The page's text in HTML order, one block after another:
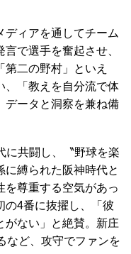
ディアを通してチーム
で選手を奮起させ、
二の野村」といえ
、「教えを自分流で体
データと洞察を兼ね備
に共闘し、〝野球を楽
に縛られた阪神時代と
を尊重する空気があっ
の4番に抜擢し、「彼
がない」と絶賛。新庄
など、攻守でファンを